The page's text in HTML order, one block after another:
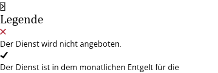
Legende
Der Dienst wird nicht angeboten.
Der Dienst ist in dem monatlichen Entgelt für die